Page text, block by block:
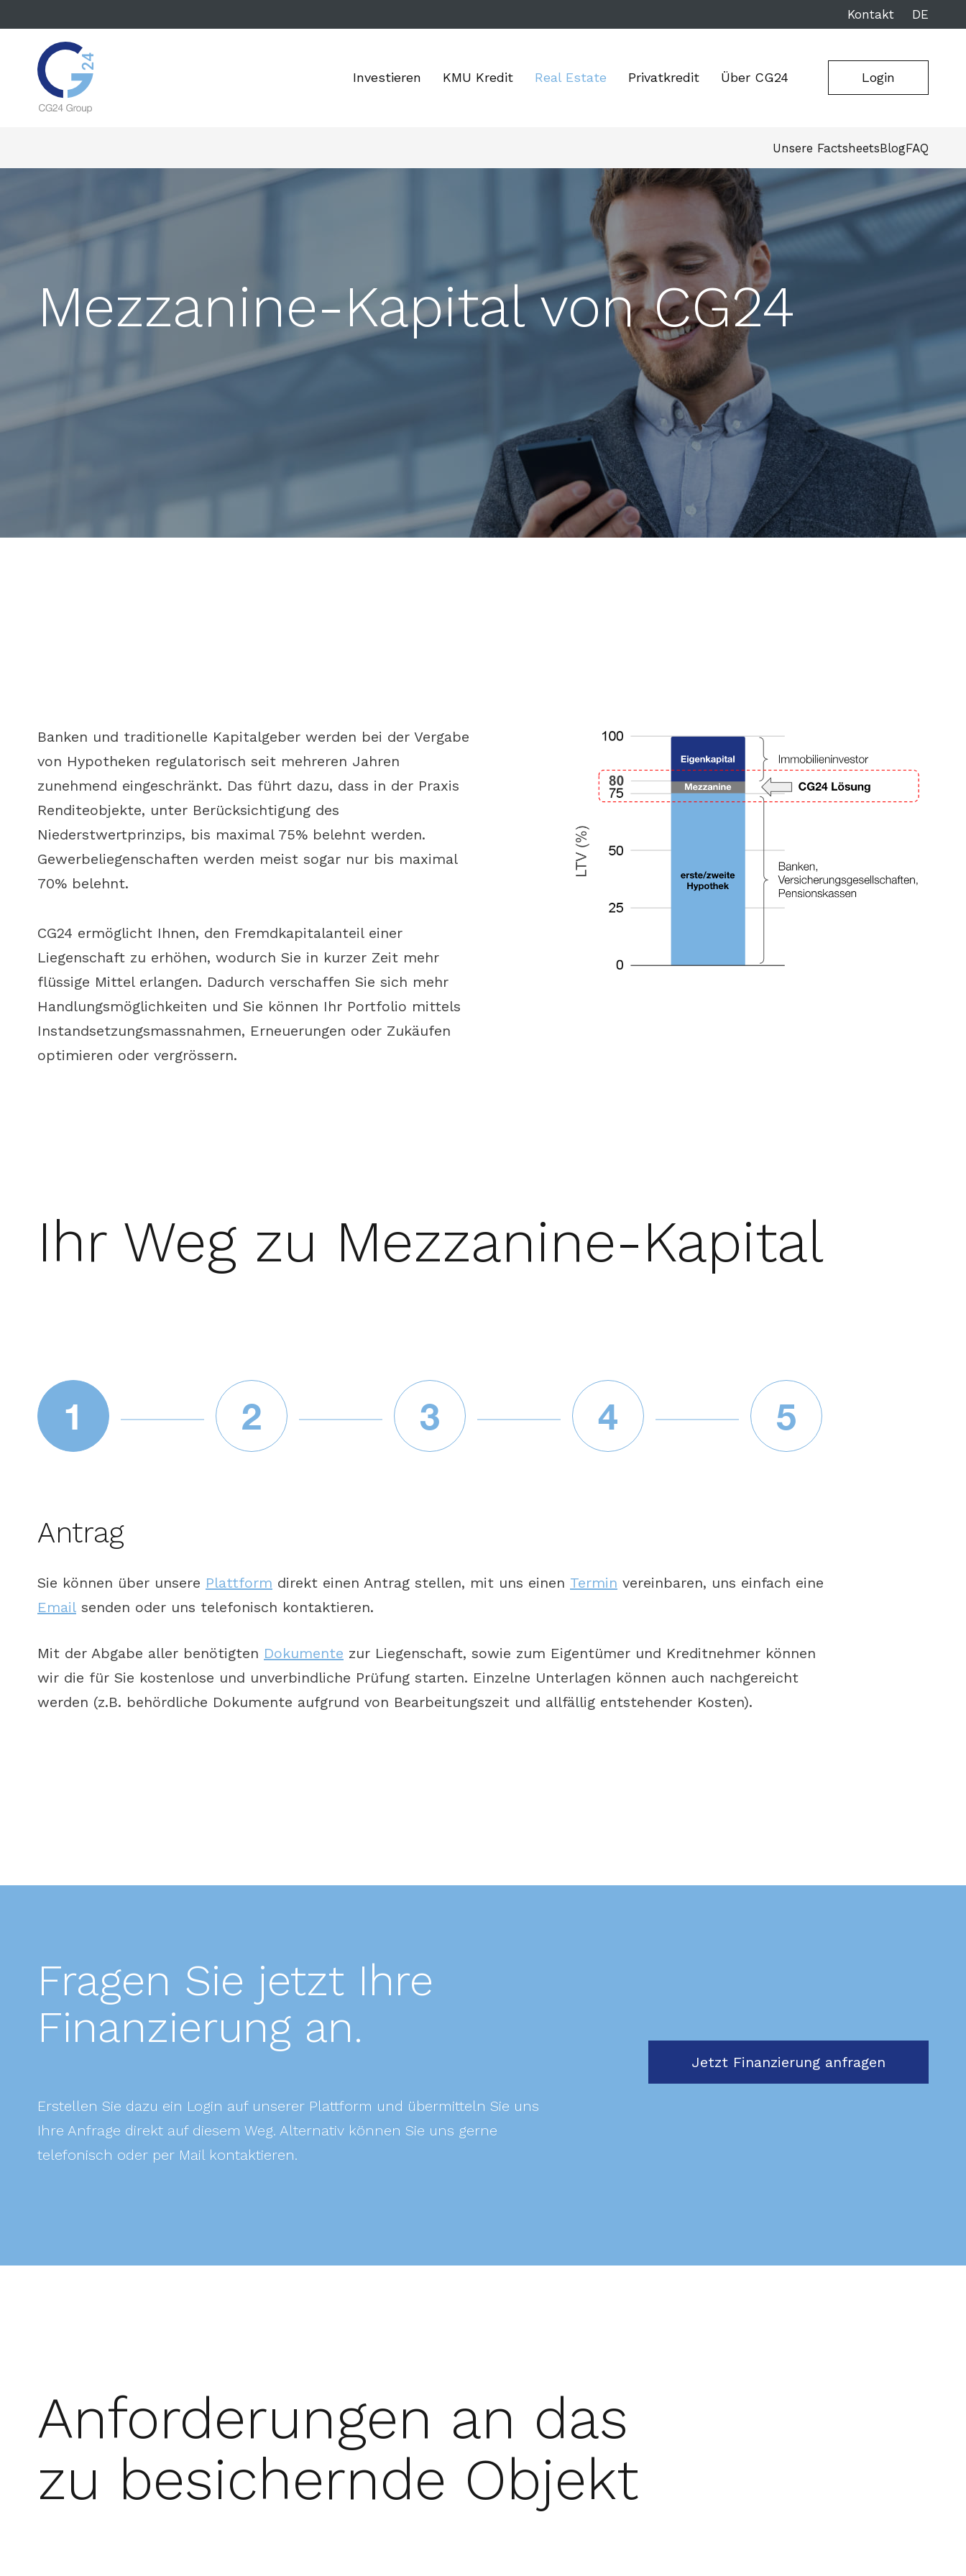
Kontakt DE
Investieren KMU Kredit Real Estate Privatkredit Über CG24 Login
Unsere FactsheetsBlogFAQ
Mezzanine-Kapital von CG24
Banken und traditionelle Kapitalgeber werden bei der Vergabe
von Hypotheken regulatorisch seit mehreren Jahren
zunehmend eingeschränkt. Das führt dazu, dass in der Praxis
Renditeobjekte, unter Berücksichtigung des
Niederstwertprinzips, bis maximal 75% belehnt werden.
Gewerbeliegenschaften werden meist sogar nur bis maximal
70% belehnt.
CG24 ermöglicht Ihnen, den Fremdkapitalanteil einer
Liegenschaft zu erhöhen, wodurch Sie in kurzer Zeit mehr
flüssige Mittel erlangen. Dadurch verschaffen Sie sich mehr
Handlungsmöglichkeiten und Sie können Ihr Portfolio mittels
Instandsetzungsmassnahmen, Erneuerungen oder Zukäufen
optimieren oder vergrössern.
Ihr Weg zu Mezzanine-Kapital
1 2 3 4 5
Antrag
Sie können über unsere Plattform direkt einen Antrag stellen, mit uns einen Termin vereinbaren, uns einfach eine
Email senden oder uns telefonisch kontaktieren.
Mit der Abgabe aller benötigten Dokumente zur Liegenschaft, sowie zum Eigentümer und Kreditnehmer können
wir die für Sie kostenlose und unverbindliche Prüfung starten. Einzelne Unterlagen können auch nachgereicht
werden (z.B. behördliche Dokumente aufgrund von Bearbeitungszeit und allfällig entstehender Kosten).
Fragen Sie jetzt Ihre
Finanzierung an.
Erstellen Sie dazu ein Login auf unserer Plattform und übermitteln Sie uns
Ihre Anfrage direkt auf diesem Weg. Alternativ können Sie uns gerne
telefonisch oder per Mail kontaktieren.
Jetzt Finanzierung anfragen
Anforderungen an das
zu besichernde Objekt